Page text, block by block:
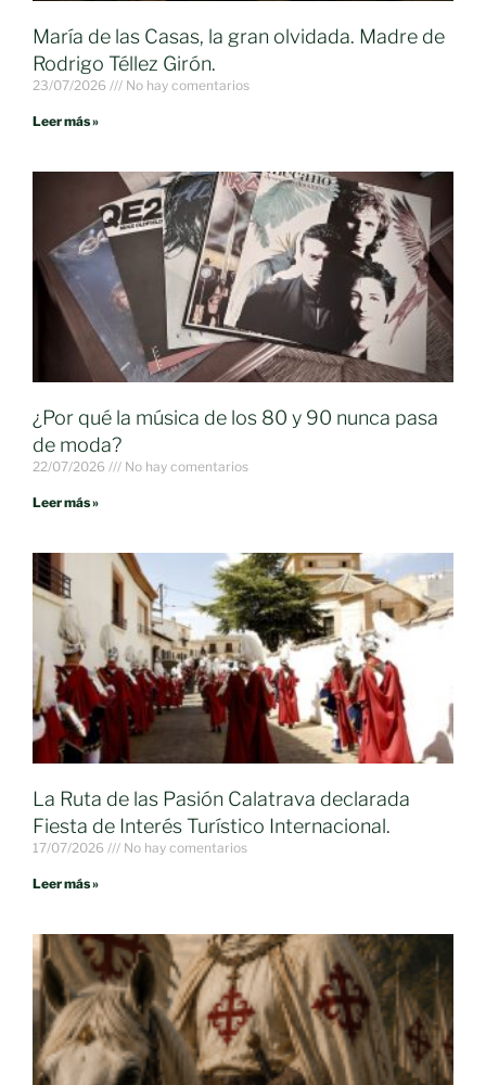
María de las Casas, la gran olvidada. Madre de
Rodrigo Téllez Girón.
23/07/2026 No hay comentarios
Leer más »
¿Por qué la música de los 80 y 90 nunca pasa
de moda?
22/07/2026 No hay comentarios
Leer más »
La Ruta de las Pasión Calatrava declarada
Fiesta de Interés Turístico Internacional.
17/07/2026 No hay comentarios
Leer más »